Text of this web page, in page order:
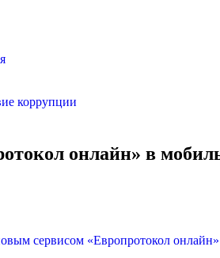
коррупции
онлайн» в
сервисом «Европротокол